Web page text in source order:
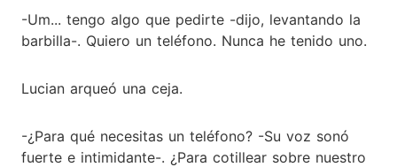
-Um... tengo algo que pedirte -dijo, levantando la
barbilla-. Quiero un teléfono. Nunca he tenido uno.
Lucian arqueó una ceja.
-¿Para qué necesitas un teléfono? -Su voz sonó
fuerte e intimidante-. ¿Para cotillear sobre nuestro